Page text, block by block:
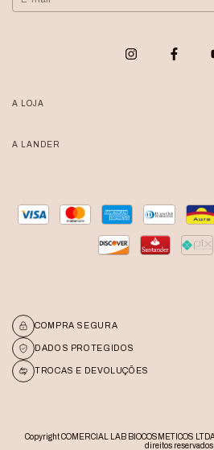
A LOJA
A LANDER
COMPRA SEGURA
DADOS PROTEGIDOS
TROCAS E DEVOLUÇÕES
Copyright COMERCIAL LAB BIOCOSMETICOS LTDA
direitos reservados.